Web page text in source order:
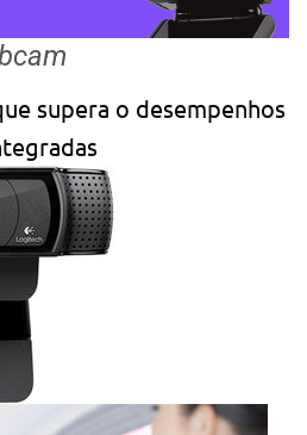
supera o desempenhos